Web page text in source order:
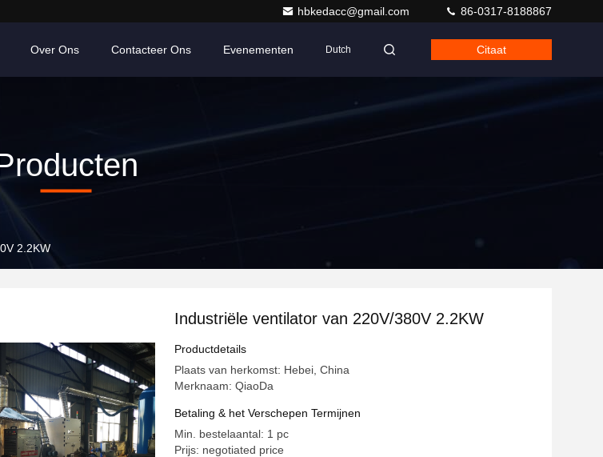
hbkedacc@gmail.com 86-0317-8188867
Over Ons Contacteer Ons Evenementen Dutch Citaat
2.2KW
Industriële ventilator van 220V/380V 2.2KW
Productdetails
Plaats van herkomst: Hebei, China
Merknaam: QiaoDa
Betaling & het Verschepen Termijnen
Min. bestelaantal: 1 pc
Prijs: negotiated price